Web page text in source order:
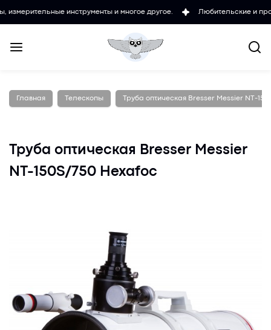
инструменты и многое другое. Любительские и
Главная Телескопы Труба оптическая Bresser Messier NT-
Труба оптическая Bresser Messier
NT-150S/750 Hexafoc